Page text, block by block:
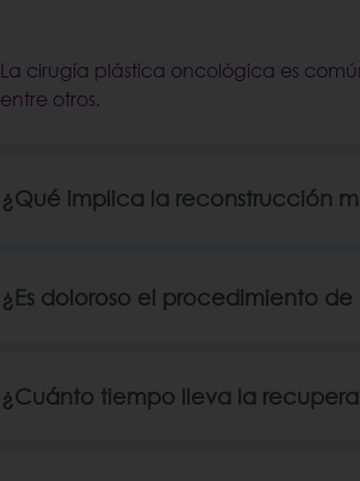
La cirugía plástica oncológica es
entre otros.
¿Qué implica la reconstrucción
¿Es doloroso el procedimiento
¿Cuánto tiempo lleva la